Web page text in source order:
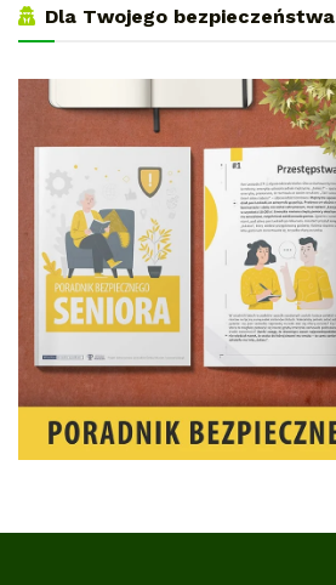
Dla Twojego bezpieczeństwa